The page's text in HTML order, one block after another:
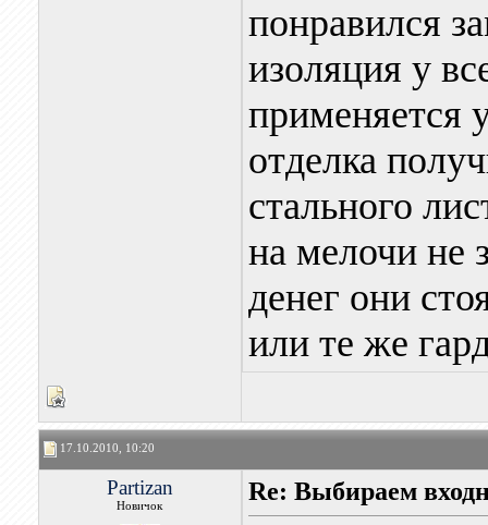
понравился
изоляция у
применяется
отделка
стального
на мелочи не
денег они
или те же
17.10.2010, 10:20
Partizan
Новичок
Re: Выбираем